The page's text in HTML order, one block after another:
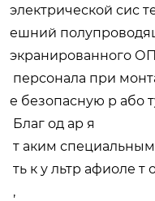
электрической сис
ешний
экранированного
персонала при
е безопасную р або
Благ од ар я
т аким специальным
ть к у льтр афиоле
,